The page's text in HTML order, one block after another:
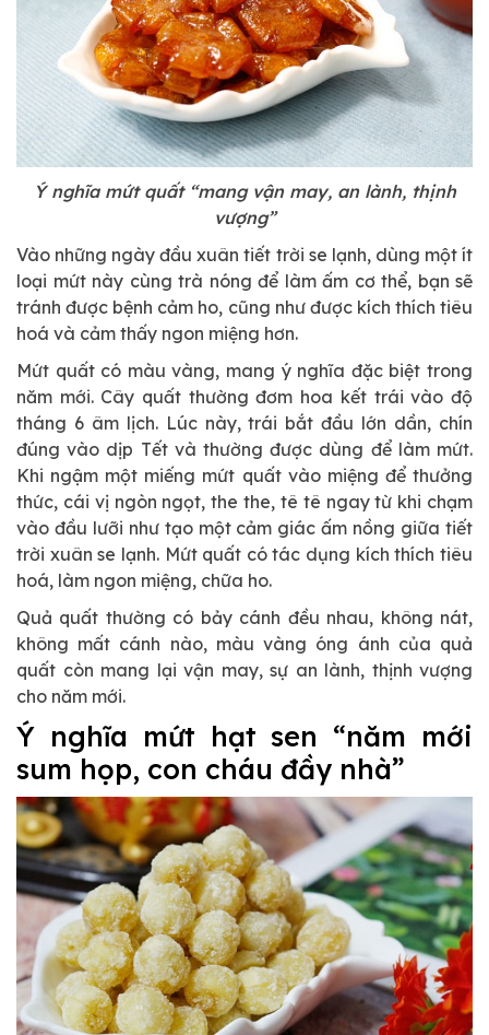
Ý nghĩa mứt quất “mang vận may, an lành, thịnh
vượng”
Vào những ngày đầu xuân tiết trời se lạnh, dùng một ít
loại mứt này cùng trà nóng để làm ấm cơ thể, bạn sẽ
tránh được bệnh cảm ho, cũng như được kích thích tiêu
hoá và cảm thấy ngon miệng hơn.
Mứt quất có màu vàng, mang ý nghĩa đặc biệt trong
năm mới. Cây quất thường đơm hoa kết trái vào độ
tháng 6 âm lịch. Lúc này, trái bắt đầu lớn dần, chín
đúng vào dịp Tết và thường được dùng để làm mứt.
Khi ngậm một miếng mứt quất vào miệng để thưởng
thức, cái vị ngòn ngọt, the the, tê tê ngay từ khi chạm
vào đầu lưỡi như tạo một cảm giác ấm nồng giữa tiết
trời xuân se lạnh. Mứt quất có tác dụng kích thích tiêu
hoá, làm ngon miệng, chữa ho.
Quả quất thường có bảy cánh đều nhau, không nát,
không mất cánh nào, màu vàng óng ánh của quả
quất còn mang lại vận may, sự an lành, thịnh vượng
cho năm mới.
Ý nghĩa mứt hạt sen “năm mới
sum họp, con cháu đầy nhà”